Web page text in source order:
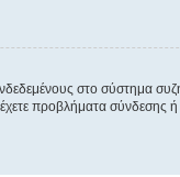
στο σύστημα
προβλήματα